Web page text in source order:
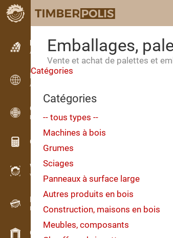
Petites annonces
Annonces texte
Petites annonces
Annonces internationales
OPTI-TIMB
Plans de débit
Calculateurs pour le bois
WoodProfi
Volume de bois avec IA
Enregistreur
Inventaire du bois sur le terrain
Gestion du stock
Emballages,
Vente et achat de palettes et
Catégories
Catégories
-- tous types --
Machines à bois
Grumes
Sciages
Panneaux à surface large
Autres produits en bois
Construction, maisons en bois
Meubles, composants